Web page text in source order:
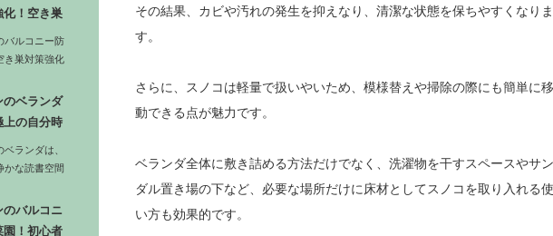
その結果、カビや汚れの発生を抑えなり、清潔な状態を保ちやすくなりま
す。
さらに、スノコは軽量で扱いやいため、模様替えや掃除の際にも簡単に移
動できる点が魅力です。
ベランダ全体に敷き詰める方法だけでなく、洗濯物を干すスペースやサン
ダル置き場の下など、必要な場所だけに床材としてスノコを取り入れる使
い方も効果的です。
化！空き巣
…
バルコニー防
き巣対策強化
のベランダ
上の自分時
…ランダは、
かな読書空間
のバルコニ
園！初心者